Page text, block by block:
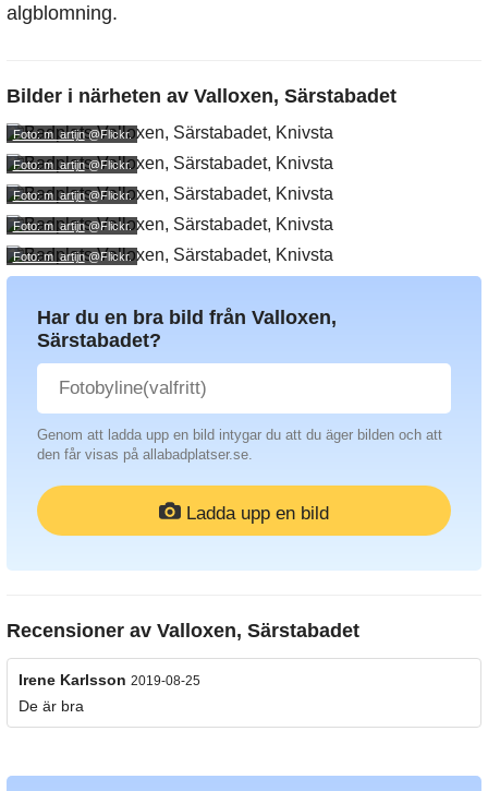
algblomning.
Bilder i närheten av Valloxen, Särstabadet
Foto: m_artijn@Flickr.
Foto: m_artijn@Flickr.
Foto: m_artijn@Flickr.
Foto: m_artijn@Flickr.
Foto: m_artijn@Flickr.
Har du en bra bild från Valloxen,
Särstabadet?
Genom att ladda upp en bild intygar du att du äger bilden och att
den får visas på allabadplatser.se.
Ladda upp en bild
Recensioner av Valloxen, Särstabadet
Irene Karlsson 2019-08-25
De är bra